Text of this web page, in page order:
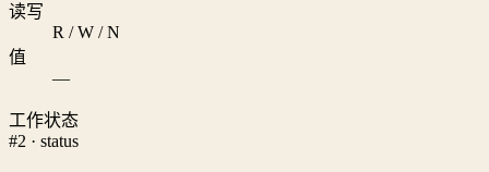
读写
R / W / N
值
—
工作状态
#2 · status